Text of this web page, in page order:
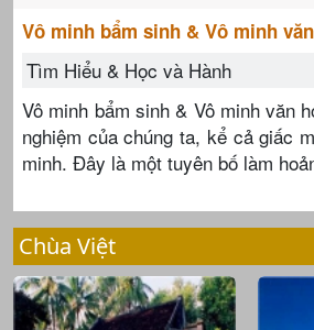
Vô minh bẩm sinh & Vô minh
Tìm Hiểu & Học và Hành
Vô minh bẩm sinh & Vô minh văn
nghiệm của chúng ta, kể cả giấc
minh. Đây là một tuyên bố làm
Chùa Việt